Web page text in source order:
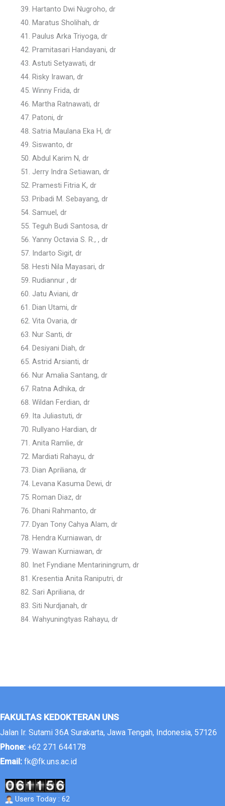
Hartanto Dwi Nugroho, dr
Maratus Sholihah, dr
Paulus Arka Triyoga, dr
Pramitasari Handayani, dr
Astuti Setyawati, dr
Risky Irawan, dr
Winny Frida, dr
Martha Ratnawati, dr
Patoni, dr
Satria Maulana Eka H, dr
Siswanto, dr
Abdul Karim N, dr
Jerry Indra Setiawan, dr
Pramesti Fitria K, dr
Pribadi M. Sebayang, dr
Samuel, dr
Teguh Budi Santosa, dr
Yanny Octavia S. R., , dr
Indarto Sigit, dr
Hesti Nila Mayasari, dr
Rudiannur , dr
Jatu Aviani, dr
Dian Utami, dr
Vita Ovaria, dr
Nur Santi, dr
Desiyani Diah, dr
Astrid Arsianti, dr
Nur Amalia Santang, dr
Ratna Adhika, dr
Wildan Ferdian, dr
Ita Juliastuti, dr
Rullyano Hardian, dr
Anita Ramlie, dr
Mardiati Rahayu, dr
Dian Apriliana, dr
Levana Kasuma Dewi, dr
Roman Diaz, dr
Dhani Rahmanto, dr
Dyan Tony Cahya Alam, dr
Hendra Kurniawan, dr
Wawan Kurniawan, dr
Inet Fyndiane Mentariningrum, dr
Kresentia Anita Raniputri, dr
Sari Apriliana, dr
Siti Nurdjanah, dr
Wahyuningtyas Rahayu, dr
FAKULTAS KEDOKTERAN UNS
Jalan Ir. Sutami 36A Surakarta, Jawa Tengah, Indonesia, 57126
Phone: +62 271 644178
Email: fk@fk.uns.ac.id
Users Today : 62